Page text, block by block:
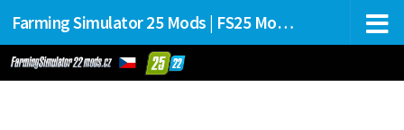
Farming Simulator 25 Mods | FS25 Mods Stahování